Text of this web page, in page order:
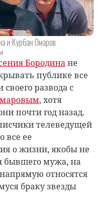
и Курбан Омаров
Бородинане
публике все
своего развода с
, хотя
почти год назад.
телеведущей
все ее
о жизни, якобы не
бывшего мужа, на
относятся
браку звезды